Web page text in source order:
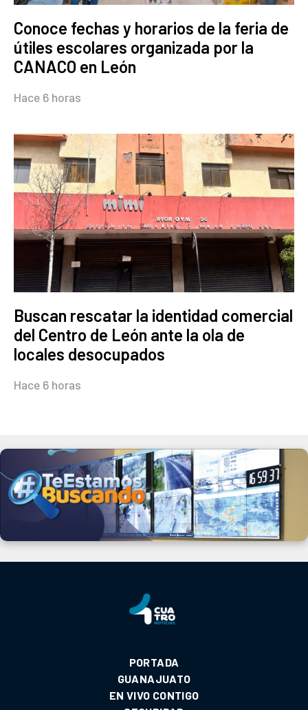
Conoce fechas y horarios de la feria de
útiles escolares organizada por la
CANACO en León
Hace 6 horas
Buscan rescatar la identidad comercial
del Centro de León ante la ola de
locales desocupados
Hace 6 horas
PORTADA
GUANAJUATO
EN VIVO CONTIGO